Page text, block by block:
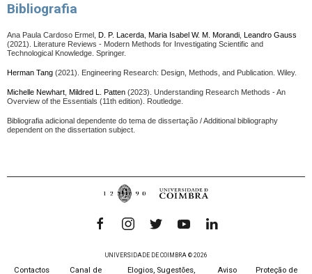
Bibliografia
Ana Paula Cardoso Ermel, D. P. Lacerda Maria Isabel W. M. Morandi Leandro Gauss
(2021). Literature Reviews - Modern Methods for Investigating Scientific and
Technological Knowledge. Springer.
Herman Tang (2021). Engineering Research: Design, Methods, and Publication. Wiley.
Michelle Newhart Mildred L. Patten (2023). Understanding Research Methods - An
Overview of the Essentials (11th edition). Routledge.
Bibliografia adicional dependente do tema de dissertação / Additional bibliography
dependent on the dissertation subject.
UNIVERSIDADE DE COIMBRA © 2026
Contactos Canal de Elogios, Sugestões, Aviso Proteção de